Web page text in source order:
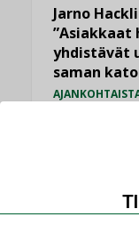
Jarno
yhdistävät
saman